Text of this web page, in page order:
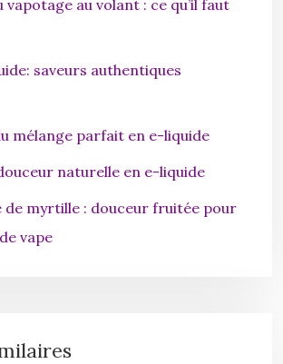
au volant : ce qu’il faut
saveurs authentiques
mélange parfait en e-liquide
naturelle en e-liquide
de myrtille : douceur fruitée pour
vape